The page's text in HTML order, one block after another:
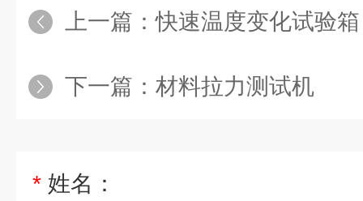
上一篇：快速温度变化试验箱
下一篇： 材料拉力测试机
* 姓名：